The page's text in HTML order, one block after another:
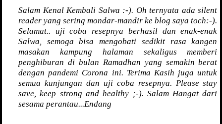
Salam Kenal Kembali Salwa :-). Oh ternyata ada silent
reader yang sering mondar-mandir ke blog saya toch:-).
Selamat.. uji coba resepnya berhasil dan enak-enak
Salwa, semoga bisa mengobati sedikit rasa kangen
masakan kampung halaman sekaligus memberi
penghiburan di bulan Ramadhan yang semakin berat
dengan pandemi Corona ini. Terima Kasih juga untuk
semua kunjungan dan uji coba resepnya. Please stay
save, keep strong and healthy ;-). Salam Hangat dari
sesama perantau...Endang